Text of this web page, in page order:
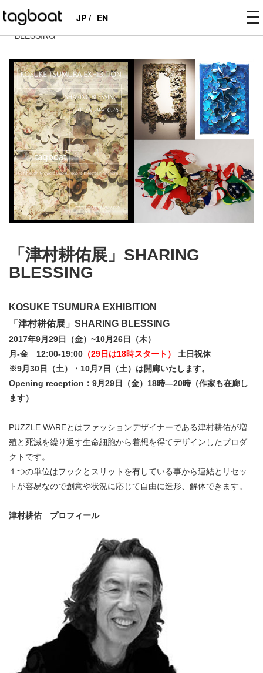
JP / EN
tagboat>EXHIBITIONS>
BLESSING
「津村耕佑展」SHARING
BLESSING
KOSUKE TSUMURA EXHIBITION
「津村耕佑展」SHARING BLESSING
2017年9月29日 （金） ~10月26日
（木）
月‐金 12:00-19:00 （29日は18時スタート）
土日祝休
※9月30日（土）・10月7日（土）は開廊いたします。
Opening reception：9月29日（金）18時―20時 （作家も在廊し
ます）
PUZZLE WAREとはファッションデザイナーである津村耕佑が増
殖と死滅を繰り返す生命細胞から着想を得てデザインしたプロダ
クトです。
１つの単位はフックとスリットを有している事から連結とリセッ
トが容易なので創意や状況に応じて自由に造形、解体できます。
津村耕佑 プロフィール